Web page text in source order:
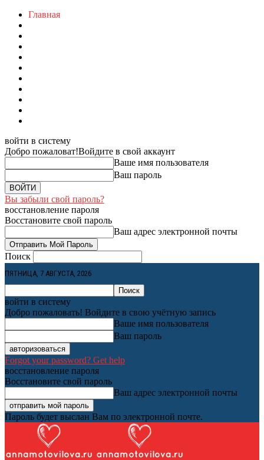
Главная
войти в систему
Добро пожаловат!Войдите в свой аккаунт
Ваше имя пользователя
Ваш пароль
Вы забыли свой пароль?
восстановление пароля
Восстановите свой пароль
Ваш адрес электронной почты
Поиск
ПЯТНИЦА, 7 АВГУСТА, 2026
войти в систему
Добро пожаловать! Войдите в свою учётную запись
Ваше имя пользователя
Ваш пароль
Forgot your password? Get help
восстановление пароля
Восстановите свой пароль
Ваш адрес электронной почты
Пароль будет выслан Вам по электронной почте.